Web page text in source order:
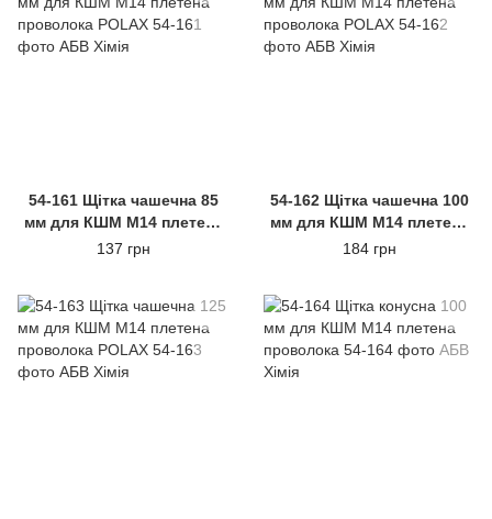
54-161 Щітка чашечна 85
мм для КШМ М14 плетена
проволока POLAX
137 грн
54-162 Щітка чашечна 100
мм для КШМ М14 плетена
проволока POLAX
184 грн